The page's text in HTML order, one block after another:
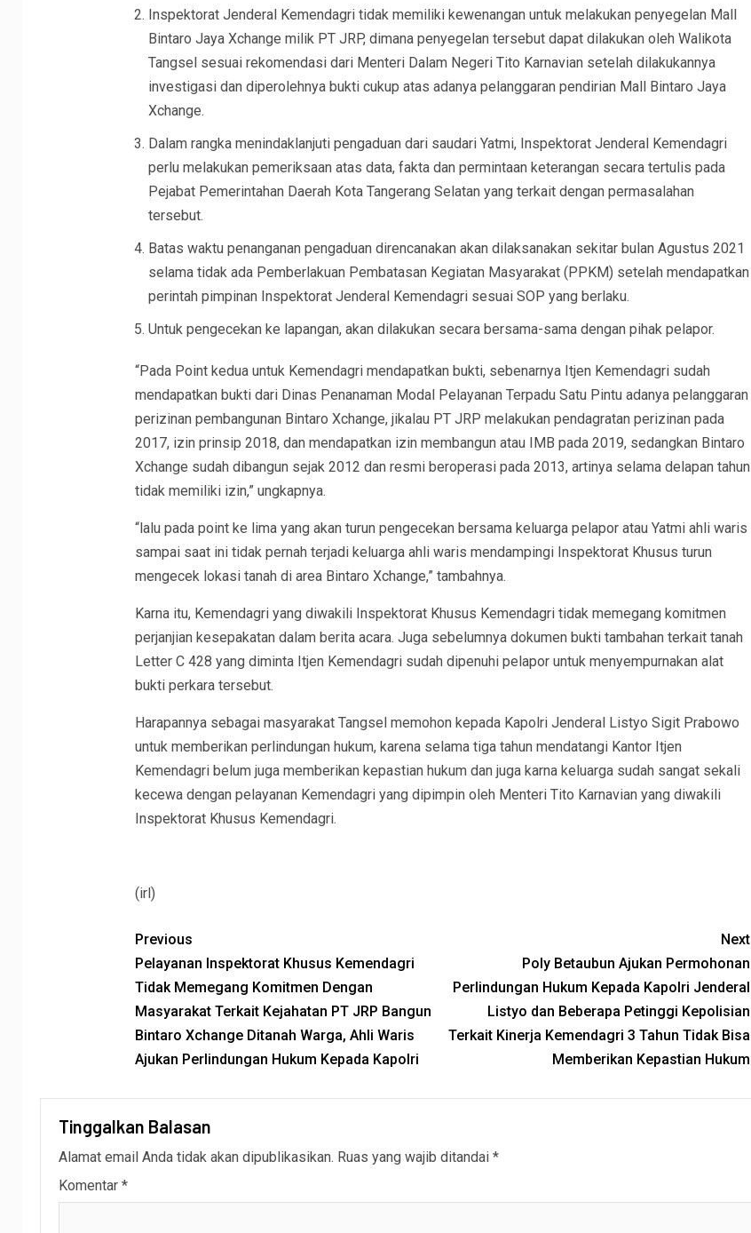
Inspektorat Jenderal Kemendagri tidak memiliki kewenangan untuk melakukan penyegelan Mall
Bintaro Jaya Xchange milik PT JRP, dimana penyegelan tersebut dapat dilakukan oleh Walikota
Tangsel sesuai rekomendasi dari Menteri Dalam Negeri Tito Karnavian setelah dilakukannya
investigasi dan diperolehnya bukti cukup atas adanya pelanggaran pendirian Mall Bintaro Jaya
Xchange.
Dalam rangka menindaklanjuti pengaduan dari saudari Yatmi, Inspektorat Jenderal Kemendagri
perlu melakukan pemeriksaan atas data, fakta dan permintaan keterangan secara tertulis pada
Pejabat Pemerintahan Daerah Kota Tangerang Selatan yang terkait dengan permasalahan
tersebut.
Batas waktu penanganan pengaduan direncanakan akan dilaksanakan sekitar bulan Agustus 2021
selama tidak ada Pemberlakuan Pembatasan Kegiatan Masyarakat (PPKM) setelah mendapatkan
perintah pimpinan Inspektorat Jenderal Kemendagri sesuai SOP yang berlaku.
Untuk pengecekan ke lapangan, akan dilakukan secara bersama-sama dengan pihak pelapor.
“Pada Point kedua untuk Kemendagri mendapatkan bukti, sebenarnya Itjen Kemendagri sudah
mendapatkan bukti dari Dinas Penanaman Modal Pelayanan Terpadu Satu Pintu adanya pelanggaran
perizinan pembangunan Bintaro Xchange, jikalau PT JRP melakukan pendagratan perizinan pada
2017, izin prinsip 2018, dan mendapatkan izin membangun atau IMB pada 2019, sedangkan Bintaro
Xchange sudah dibangun sejak 2012 dan resmi beroperasi pada 2013, artinya selama delapan tahun
tidak memiliki izin,” ungkapnya.
“lalu pada point ke lima yang akan turun pengecekan bersama keluarga pelapor atau Yatmi ahli waris
sampai saat ini tidak pernah terjadi keluarga ahli waris mendampingi Inspektorat Khusus turun
mengecek lokasi tanah di area Bintaro Xchange,” tambahnya.
Karna itu, Kemendagri yang diwakili Inspektorat Khusus Kemendagri tidak memegang komitmen
perjanjian kesepakatan dalam berita acara. Juga sebelumnya dokumen bukti tambahan terkait tanah
Letter C 428 yang diminta Itjen Kemendagri sudah dipenuhi pelapor untuk menyempurnakan alat
bukti perkara tersebut.
Harapannya sebagai masyarakat Tangsel memohon kepada Kapolri Jenderal Listyo Sigit Prabowo
untuk memberikan perlindungan hukum, karena selama tiga tahun mendatangi Kantor Itjen
Kemendagri belum juga memberikan kepastian hukum dan juga karna keluarga sudah sangat sekali
kecewa dengan pelayanan Kemendagri yang dipimpin oleh Menteri Tito Karnavian yang diwakili
Inspektorat Khusus Kemendagri.
(irl)
Previous
Pelayanan Inspektorat Khusus Kemendagri
Tidak Memegang Komitmen Dengan
Masyarakat Terkait Kejahatan PT JRP Bangun
Bintaro Xchange Ditanah Warga, Ahli Waris
Ajukan Perlindungan Hukum Kepada Kapolri
Next
Poly Betaubun Ajukan Permohonan
Perlindungan Hukum Kepada Kapolri Jenderal
Listyo dan Beberapa Petinggi Kepolisian
Terkait Kinerja Kemendagri 3 Tahun Tidak Bisa
Memberikan Kepastian Hukum
Tinggalkan Balasan
Alamat email Anda tidak akan dipublikasikan. Ruas yang wajib ditandai *
Komentar *